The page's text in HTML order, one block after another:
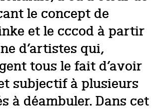
le concept de
et le cccod à partir
d’artistes qui,
tous le fait d’avoir
subjectif à plusieurs
à déambuler. Dans cet